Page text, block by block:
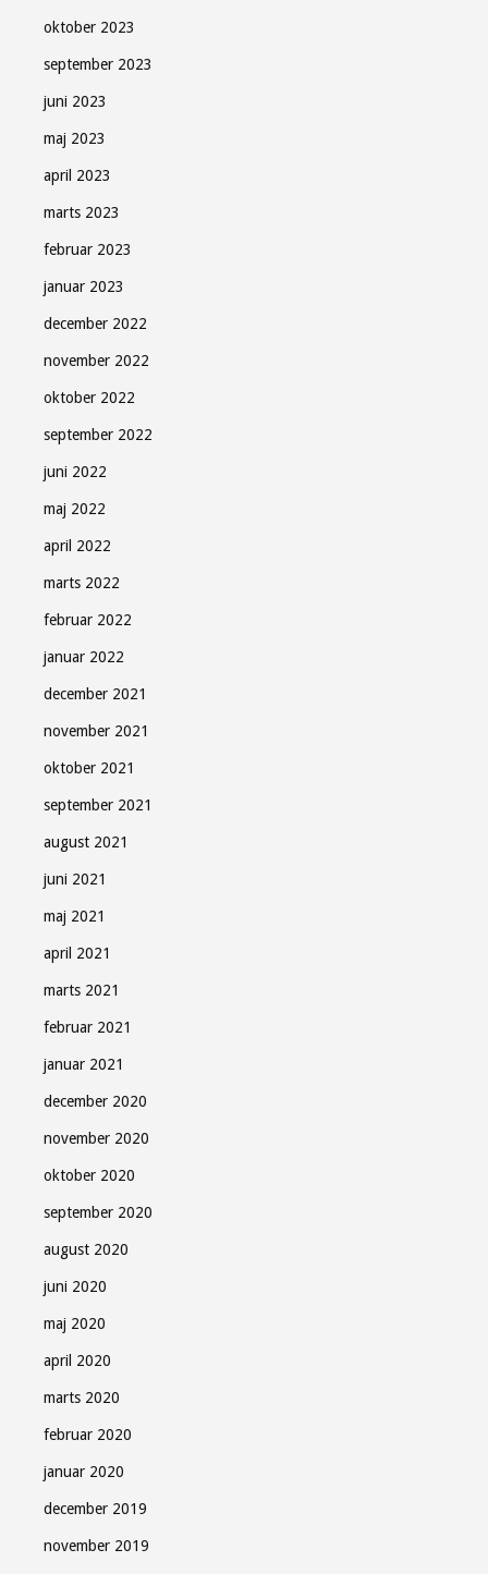
oktober 2023
september 2023
juni 2023
maj 2023
april 2023
marts 2023
februar 2023
januar 2023
december 2022
november 2022
oktober 2022
september 2022
juni 2022
maj 2022
april 2022
marts 2022
februar 2022
januar 2022
december 2021
november 2021
oktober 2021
september 2021
august 2021
juni 2021
maj 2021
april 2021
marts 2021
februar 2021
januar 2021
december 2020
november 2020
oktober 2020
september 2020
august 2020
juni 2020
maj 2020
april 2020
marts 2020
februar 2020
januar 2020
december 2019
november 2019